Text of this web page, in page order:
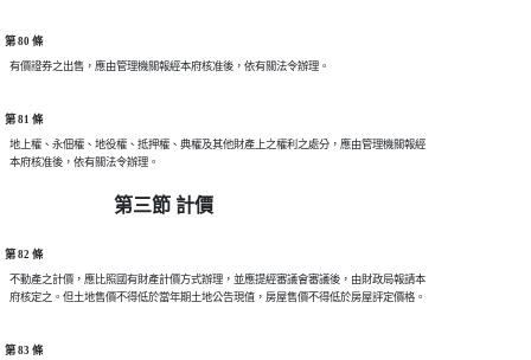
第 80 條
第 81 條
  地上權、永佃權、地役權、抵押權、典權及其他財產上之權利之處分，應由管理機關報經
第三節 計價
第 82 條
  不動產之計價，應比照國有財產計價方式辦理，並應提經審議會審議後，由財政局報請本
第 83 條